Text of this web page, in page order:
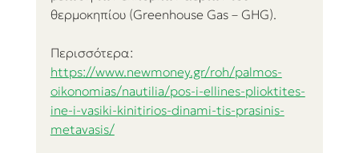
θερμοκηπίου (Greenhouse Gas – GHG).
Περισσότερα:
https://www.newmoney.gr/roh/palmos-
oikonomias/nautilia/pos-i-ellines-plioktites-
ine-i-vasiki-kinitirios-dinami-tis-prasinis-
metavasis/